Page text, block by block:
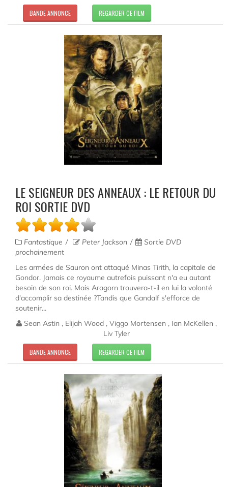
BANDE ANNONCE REGARDER CE FILM
LE SEIGNEUR DES ANNEAUX : LE RETOUR DU
ROI SORTIE DVD
Fantastique Peter Jackson
Sortie DVD
prochainement
Les armées de Sauron ont attaqué Minas Tirith, la capitale de
Gondor. Jamais ce royaume autrefois puissant n'a eu autant
besoin de son roi. Mais Aragorn trouvera-t-il en lui la volonté
d'accomplir sa destinée ?Tandis que Gandalf s'efforce de
soutenir...
Sean Astin , Elijah Wood , Viggo Mortensen , Ian McKellen ,
Liv Tyler
BANDE ANNONCE REGARDER CE FILM